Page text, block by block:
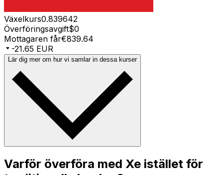
Växelkurs0.839642
Överföringsavgift$0
Mottagaren får€839.64
-21.65 EUR
Lär dig mer om hur vi samlar in dessa kurser
Varför överföra med Xe istället för